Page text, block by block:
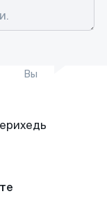
Вы